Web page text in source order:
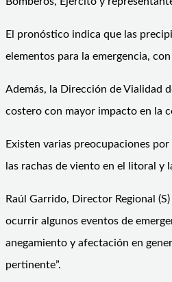
El pronóstico indica que las
elementos para la emergencia,
Además, la Dirección de Vialidad
costero con mayor impacto en la
Existen varias preocupaciones
las rachas de viento en el litoral y
Raúl Garrido, Director Regional
ocurrir algunos eventos de
anegamiento y afectación en
pertinente”.